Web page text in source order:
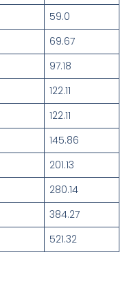
59.0
69.67
97.18
122.11
122.11
145.86
201.13
280.14
384.27
521.32